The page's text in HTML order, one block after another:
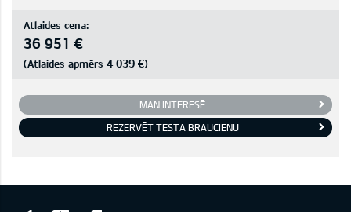
Atlaides cena:
36 951 €
(Atlaides apmērs 4 039 €)
MAN INTERESĒ
REZERVĒT TESTA BRAUCIENU